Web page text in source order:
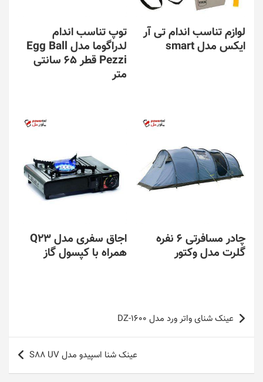
لوازم تناسب اندام تی آر
ایکس مدل smart
توپ تناسب اندام
لدراگوما مدل Egg Ball
Pezzi قطر 65 سانتی
متر
چادر مسافرتی 6 نفره
گلرت مدل وکتور
اجاق سفری مدل Q23
همراه با کپسول گاز
راهبری
نوشته
عینک شنای واتر ورد مدل DZ-1600
عینک شنا اسپیدو مدل S88 UV